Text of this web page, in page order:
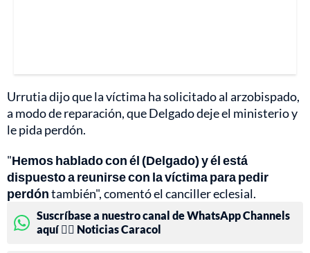
Urrutia dijo que la víctima ha solicitado al arzobispado,
a modo de reparación, que Delgado deje el ministerio y
le pida perdón.
"Hemos hablado con él (Delgado) y él está
dispuesto a reunirse con la víctima para pedir
perdóntambién", comentó el canciller eclesial.
Suscríbase a nuestro canal de WhatsApp Channels
aquí 👉🏻 Noticias Caracol